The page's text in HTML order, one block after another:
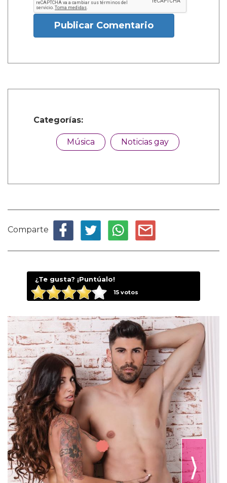
Publicar Comentario
Categorías:
Música Noticias gay
Comparte
¿Te gusta? ¡Puntúalo!
15votos
⟩